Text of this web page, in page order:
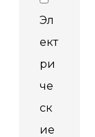
Эл
ект
ри
че
ск
ие